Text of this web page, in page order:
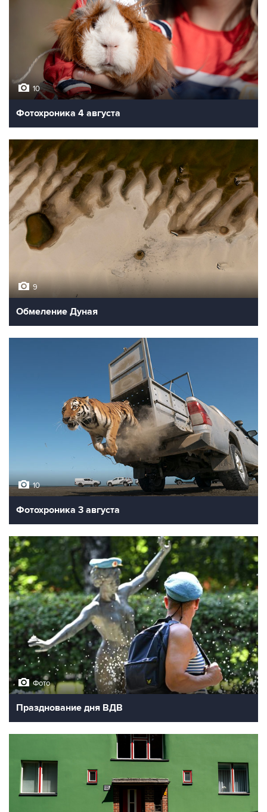
10
Фотохроника 4 августа
9
Обмеление Дуная
10
Фотохроника 3 августа
Фото
Празднование дня ВДВ